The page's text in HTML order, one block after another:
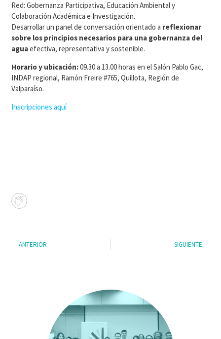
Red: Gobernanza Participativa, Educación Ambiental y
Colaboración Académica e Investigación.
Desarrollar un panel de conversación orientado a reflexionar
sobre los principios necesarios para una gobernanza del
aguaefectiva, representativa y sostenible.
Horario y ubicación:09.30 a 13.00 horas en el Salón Pablo Gac,
INDAP regional, Ramón Freire #765, Quillota, Región de
Valparaíso.
Inscripciones aquí
ANTERIOR SIGUIENTE